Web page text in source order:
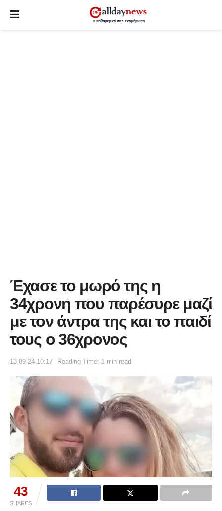
Έχασε το μωρό της η
34χρονη που παρέσυρε μαζί
με τον άντρα της και το παιδί
τους ο 36χρονος
13-09-24 10:17 Reading Time: 1 min read
43
SHARES